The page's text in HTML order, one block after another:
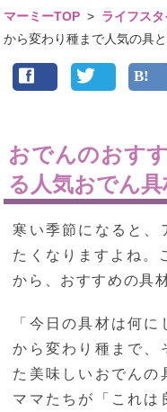
マーミーTOP > ライフス
から変わり種まで人気の具
おでんのおす
る人気おでん具
寒い季節になると、
たくなりますよね。
から、おすすめの具
「今日の具材は何
から変わり種まで、
た美味しいおでんの
ママたちが「これは